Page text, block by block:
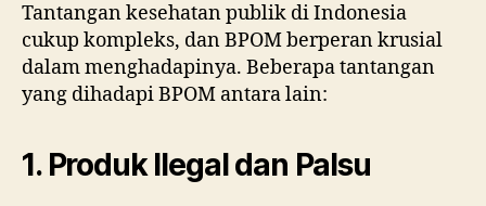
Tantangan kesehatan publik di Indonesia
cukup kompleks, dan BPOM berperan krusial
dalam menghadapinya. Beberapa tantangan
yang dihadapi BPOM antara lain:
1. Produk Ilegal dan Palsu